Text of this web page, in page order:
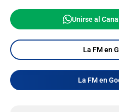
Unirse al
La FM en
La FM en